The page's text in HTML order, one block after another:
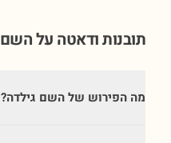
תובנות ודאטה על השם
מה הפירוש של השם גילדה?